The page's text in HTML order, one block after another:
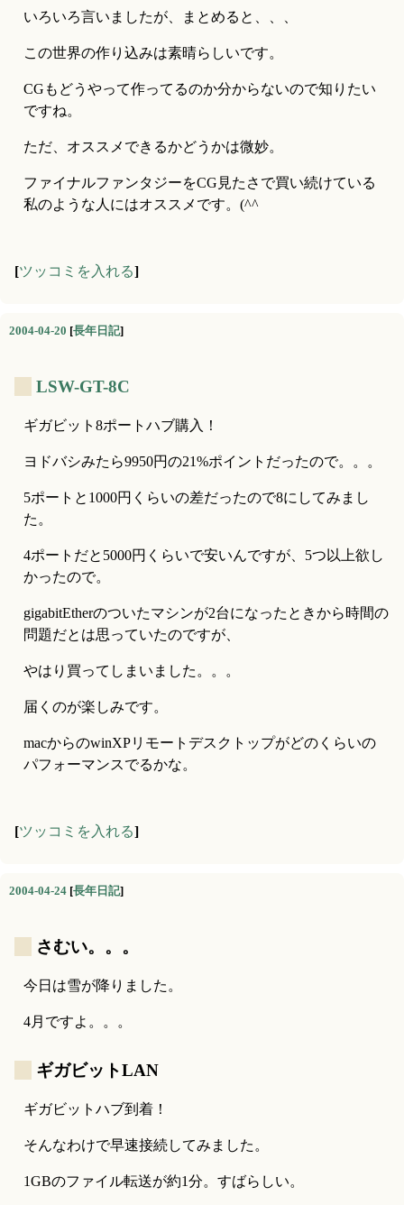
いろいろ言いましたが、まとめると、、、
この世界の作り込みは素晴らしいです。
CGもどうやって作ってるのか分からないので知りたい
ですね。
ただ、オススメできるかどうかは微妙。
ファイナルファンタジーをCG見たさで買い続けている
私のような人にはオススメです。(^^ゞ
[ツッコミを入れる]
2004-04-20 [長年日記]
LSW-GT-8C
ギガビット8ポートハブ購入！
ヨドバシみたら9950円の21%ポイントだったので。。。
5ポートと1000円くらいの差だったので8にしてみまし
た。
4ポートだと5000円くらいで安いんですが、5つ以上欲し
かったので。
gigabitEtherのついたマシンが2台になったときから時間の
問題だとは思っていたのですが、
やはり買ってしまいました。。。
届くのが楽しみです。
macからのwinXPリモートデスクトップがどのくらいの
パフォーマンスでるかな。
[ツッコミを入れる]
2004-04-24 [長年日記]
さむい。。。
今日は雪が降りました。
4月ですよ。。。
ギガビットLAN
ギガビットハブ到着！
そんなわけで早速接続してみました。
1GBのファイル転送が約1分。すばらしい。